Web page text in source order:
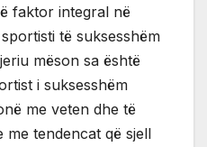
faktor integral në
të suksesshëm
mëson sa është
i suksesshëm
me veten dhe të
tendencat që sjell